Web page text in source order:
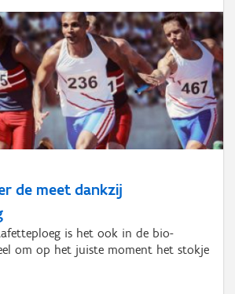
de meet dankzij
is het ook in de bio-
om op het juiste moment het stokje